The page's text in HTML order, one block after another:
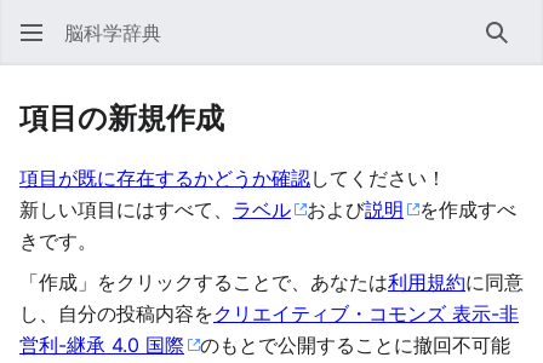
脳科学辞典 検索
項目の新規作成
項目が既に存在するかどうか確認してください！
新しい項目にはすべて、 ラベル および説明
を作成すべ
きです。
「作成」をクリックすることで、あなたは利用規約に同意
し、自分の投稿内容をクリエイティブ・コモンズ 表示-非
営利-継承 4.0 国際
のもとで公開することに撤回不可能